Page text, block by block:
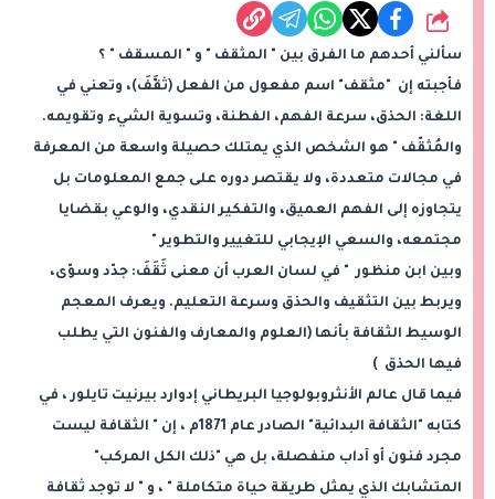
شارك
سألني أحدهم ما الفرق بين " المثقف " و " المسقف " ؟
فأجبته إن "مثقف" اسم مفعول من الفعل (ثقَّفَ)، وتعني في
اللغة: الحذق، سرعة الفهم، الفطنة، وتسوية الشيء وتقويمه.
والمُثقّف " هو الشخص الذي يمتلك حصيلة واسعة من المعرفة
في مجالات متعددة، ولا يقتصر دوره على جمع المعلومات بل
يتجاوزه إلى الفهم العميق، والتفكير النقدي، والوعي بقضايا
مجتمعه، والسعي الإيجابي للتغيير والتطوير "
وبين ابن منظور " في لسان العرب أن معنى ثَقَفَ: جدّد وسوّى،
ويربط بين التثقيف والحذق وسرعة التعليم. ويعرف المعجم
الوسيط الثقافة بأنها (العلوم والمعارف والفنون التي يطلب
فيها الحذق )
فيما قال عالم الأنثروبولوجيا البريطاني إدوارد بيرنيت تايلور ، في
كتابه "الثقافة البدائية" الصادر عام 1871م ، إن " الثقافة ليست
مجرد فنون أو آداب منفصلة، بل هي "ذلك الكل المركب"
المتشابك الذي يمثل طريقة حياة متكاملة " ، و " لا توجد ثقافة